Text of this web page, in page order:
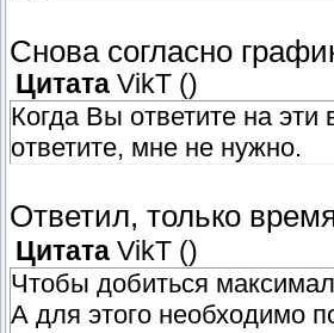
Снова согласно
Цитата VikT ()
Когда Вы ответите на
ответите, мне не нужно.
Ответил, только
Цитата VikT ()
Чтобы добиться
А для этого необходимо